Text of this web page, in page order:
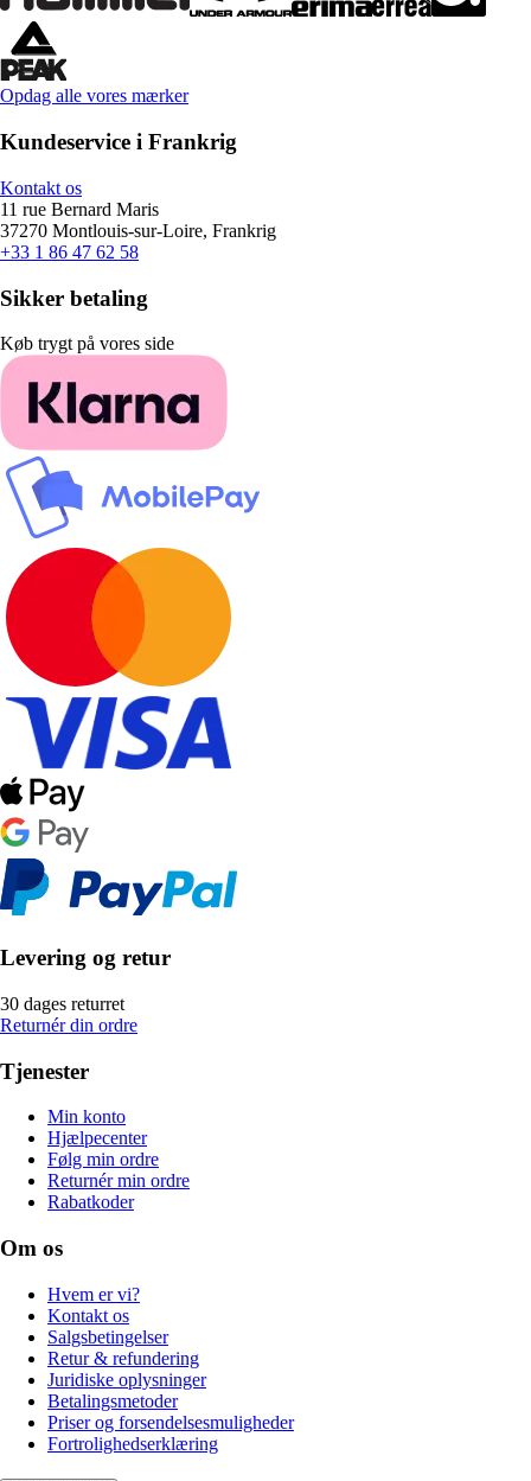
Opdag alle vores mærker
Kundeservice i Frankrig
Kontakt os
11 rue Bernard Maris
37270 Montlouis-sur-Loire, Frankrig
+33 1 86 47 62 58
Sikker betaling
Køb trygt på vores side
Levering og retur
30 dages returret
Returnér din ordre
Tjenester
Min konto
Hjælpecenter
Følg min ordre
Returnér min ordre
Rabatkoder
Om os
Hvem er vi?
Kontakt os
Salgsbetingelser
Retur & refundering
Juridiske oplysninger
Betalingsmetoder
Priser og forsendelsesmuligheder
Fortrolighedserklæring